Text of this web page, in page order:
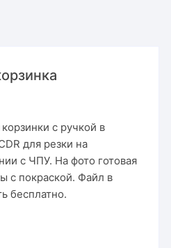
с ручкой в
для резки на
с ЧПУ. На фото готовая
с покраской. Файл в
бесплатно.